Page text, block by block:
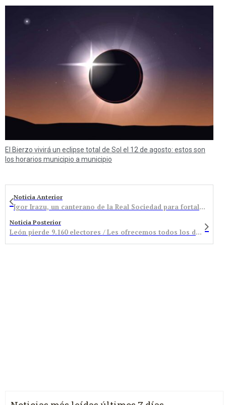
El Bierzo vivirá un eclipse total de Sol el 12 de agosto: estos son
los horarios municipio a municipio
Noticia Anterior
Igor Irazu, un canterano de la Real Sociedad para fortalecer el centro de la defensa del Atlético Bembibre
Noticia Posterior
León pierde 9.160 electores / Les ofrecemos todos los datos sobre las elecciones generales en la provincia